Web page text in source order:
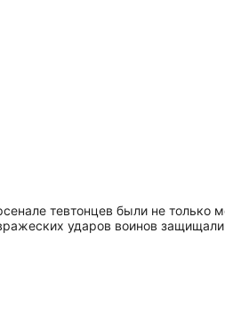
тевтонцев были не только
ударов воинов защищали